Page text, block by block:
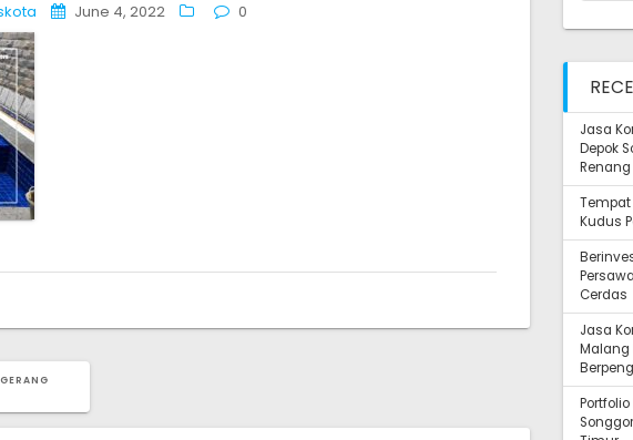
June 4, 2022 0
Jasa
Depok
Tempat
Kudus
Cerdas
Jasa
Malang